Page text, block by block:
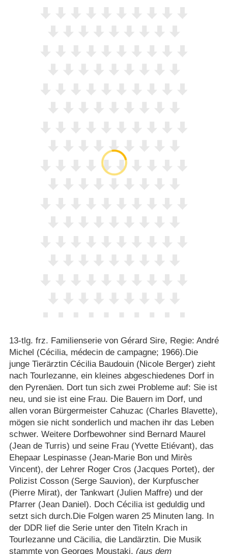
13-tlg. frz. Familienserie von Gérard Sire, Regie: André
Michel (Cécilia, médecin de campagne; 1966).Die
junge Tierärztin Cécilia Baudouin (Nicole Berger) zieht
nach Tourlezanne, ein kleines abgeschiedenes Dorf in
den Pyrenäen. Dort tun sich zwei Probleme auf: Sie ist
neu, und sie ist eine Frau. Die Bauern im Dorf, und
allen voran Bürgermeister Cahuzac (Charles Blavette),
mögen sie nicht sonderlich und machen ihr das Leben
schwer. Weitere Dorfbewohner sind Bernard Maurel
(Jean de Turris) und seine Frau (Yvette Etiévant), das
Ehepaar Lespinasse (Jean-Marie Bon und Mirès
Vincent), der Lehrer Roger Cros (Jacques Portet), der
Polizist Cosson (Serge Sauvion), der Kurpfuscher
(Pierre Mirat), der Tankwart (Julien Maffre) und der
Pfarrer (Jean Daniel). Doch Cécilia ist geduldig und
setzt sich durch.Die Folgen waren 25 Minuten lang. In
der DDR lief die Serie unter den Titeln Krach in
Tourlezanne und Cäcilia, die Landärztin. Die Musik
stammte von Georges Moustaki. (aus dem